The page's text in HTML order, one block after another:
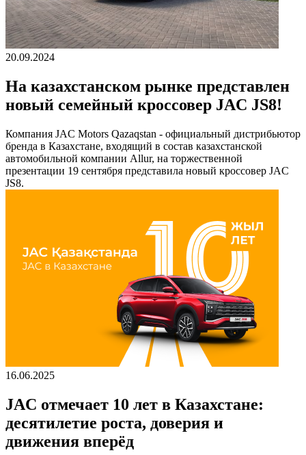
20.09.2024
На казахстанском рынке представлен
новый семейный кроссовер JAC JS8!
Компания JAC Motors Qazaqstan - официальный дистрибьютор
бренда в Казахстане, входящий в состав казахстанской
автомобильной компании Allur, на торжественной
презентации 19 сентября представила новый кроссовер JAC
JS8.
16.06.2025
JAC отмечает 10 лет в Казахстане:
десятилетие роста, доверия и
движения вперёд